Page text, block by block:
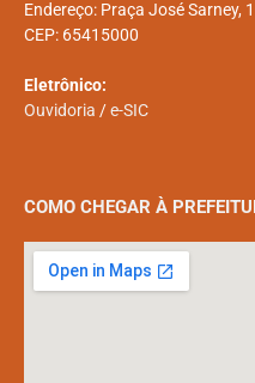
Endereço: Praça José Sarney,
CEP: 65415000
Eletrônico:
Ouvidoria /e-SIC
COMO CHEGAR À